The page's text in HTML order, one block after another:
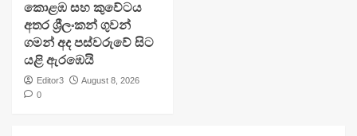
​කොළඹ සහ කුවේටය
අතර ශ්‍රීලංකන් ගුවන්
ගමන් අද පස්වරුවේ සිට
යළි ඇරඹෙයි
Editor3
August 8, 2026
0